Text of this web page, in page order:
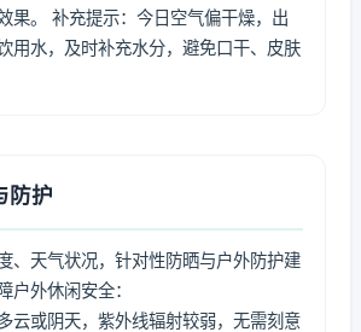
果。 补充提示：今日空气偏干燥，出
用水，及时补充水分，避免口干、皮肤
防护
、天气状况，针对性防晒与户外防护建
户外休闲安全：
云或阴天，紫外线辐射较弱，无需刻意